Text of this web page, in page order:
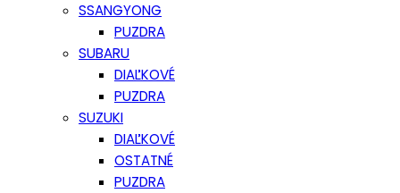
SSANGYONG
PUZDRA
SUBARU
DIAĽKOVÉ
PUZDRA
SUZUKI
DIAĽKOVÉ
OSTATNÉ
PUZDRA